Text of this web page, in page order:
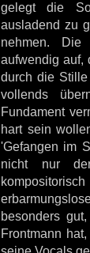
gelegt die
ausladend zu
nehmen. Die
aufwendig auf,
durch die
vollends
Fundament
hart sein
'Gefangen im
nicht nur
besonders
Frontmann